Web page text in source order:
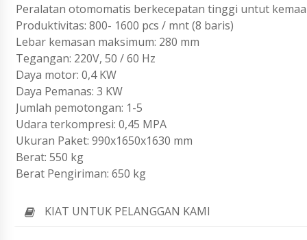
Peralatan otomomatis berkecepatan tinggi untut
Produktivitas: 800- 1600 pcs / mnt (8 baris)
Lebar kemasan maksimum: 280 mm
Tegangan: 220V, 50 / 60 Hz
Daya motor: 0,4 KW
Daya Pemanas: 3 KW
Jumlah pemotongan: 1-5
Udara terkompresi: 0,45 MPA
Ukuran Paket: 990x1650x1630 mm
Berat: 550 kg
Berat Pengiriman: 650 kg
KIAT UNTUK PELANGGAN KAMI